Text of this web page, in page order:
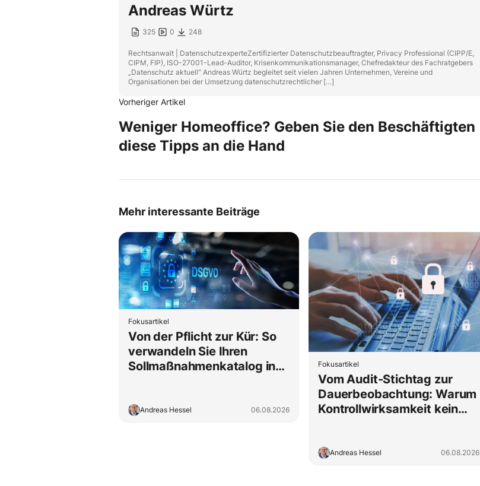
Andreas Würtz
325 0 248
Rechtsanwalt | DatenschutzexperteZertifizierter Datenschutzbeauftragter, Privacy Professional (CIPP/E,
CIPM, FIP), ISO-27001-Lead-Auditor, Krisenkommunikationsmanager, Chefredakteur des Fachratgebers
„Datenschutz aktuell“ Andreas Würtz begleitet seit vielen Jahren Unternehmen, Vereine und
Organisationen bei der Umsetzung datenschutzrechtlicher […]
Vorheriger Artikel
Weniger Homeoffice? Geben Sie den Beschäftigten
diese Tipps an die Hand
Mehr interessante Beiträge
Fokusartikel
Von der Pflicht zur Kür: So
verwandeln Sie Ihren
Sollmaßnahmenkatalog in
Andreas Hessel 06.08.2026
Fokusartikel
Vom Audit-Stichtag zur
Dauerbeobachtung: Warum
Kontrollwirksamkeit kein
Andreas Hessel 06.08.2026